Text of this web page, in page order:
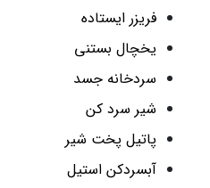
فریزر ایستاده
یخچال بستنی
سردخانه جسد
شیر سرد کن
پاتیل پخت شیر
آبسردکن استیل